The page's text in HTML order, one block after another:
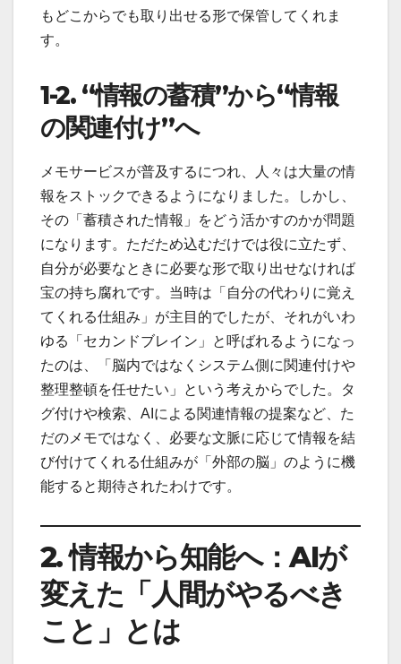
もどこからでも取り出せる形で保管してくれま
す。
1-2. “情報の蓄積”から“情報
の関連付け”へ
メモサービスが普及するにつれ、人々は大量の情
報をストックできるようになりました。しかし、
その「蓄積された情報」をどう活かすのかが問題
になります。ただため込むだけでは役に立たず、
自分が必要なときに必要な形で取り出せなければ
宝の持ち腐れです。当時は「自分の代わりに覚え
てくれる仕組み」が主目的でしたが、それがいわ
ゆる「セカンドブレイン」と呼ばれるようになっ
たのは、「脳内ではなくシステム側に関連付けや
整理整頓を任せたい」という考えからでした。タ
グ付けや検索、AIによる関連情報の提案など、た
だのメモではなく、必要な文脈に応じて情報を結
び付けてくれる仕組みが「外部の脳」のように機
能すると期待されたわけです。
2.情報から知能へ：AIが
変えた「人間がやるべき
こと」とは